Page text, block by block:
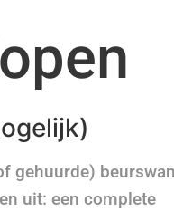
gehuurde)
uit: een complete